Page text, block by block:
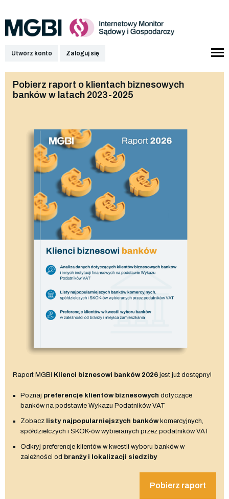
Utwórz konto Zaloguj się
Pobierz raport o klientach biznesowych
banków w latach 2023-2025
Raport MGBI Klienci biznesowi banków 2026 jest już dostępny!
Poznaj preferencje klientów biznesowych dotyczące
banków na podstawie Wykazu Podatników VAT
Zobacz listy najpopularniejszych bankówkomercyjnych,
spółdzielczych i SKOK-ów wybieranych przez podatników VAT
Odkryj preferencje klientów w kwestii wyboru banków w
zależności od branży i lokalizacji siedziby
Pobierz raport